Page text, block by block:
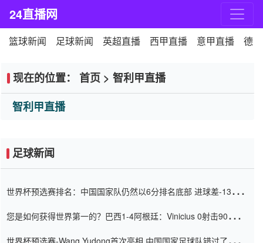
24直播网
篮球新闻 足球新闻 英超直播 西甲直播 意甲直播 德
现在的位置： 首页 > 智利甲直播
智利甲直播
足球新闻
世界杯预选赛排名：中国国家队仍然以6分排名底部 进球差-13令人
您是如何获得世界第一的？巴西1-4阿根廷：Vinicius 0射击90分钟
世界杯预选赛-Wang Yudong首次亮相 中国国家足球队错过了世界